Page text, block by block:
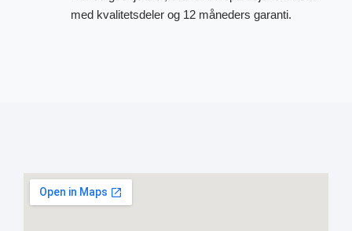
med kvalitetsdeler og 12 måneders garanti.